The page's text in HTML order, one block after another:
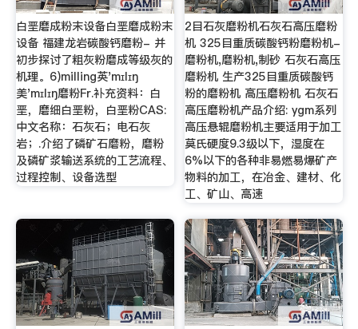
白垩磨成粉末设备白垩磨成粉末
设备 福建龙岩碳酸钙磨粉- 并
初步探讨了粗灰粉磨成等级灰的
机理。6)milling英'mɪlɪŋ
美'mɪlɪŋ磨粉Fr.补充资料：白
垩，磨细白垩粉，白垩粉CAS:
中文名称：石灰石；电石灰
岩；.介绍了磷矿石磨粉，磨粉
及磷矿浆输送系统的工艺流程、
过程控制、设备选型
2目石灰磨粉机石灰石高压磨粉
机 325目重质碳酸钙粉磨粉机-
磨粉机,磨粉机,制砂 石灰石高压
磨粉机 生产325目重质碳酸钙
粉的磨粉机 高压磨粉机 石灰石
高压磨粉机产品介绍: ygm系列
高压悬辊磨粉机主要适用于加工
莫氏硬度9.3级以下，湿度在
6%以下的各种非易燃易爆矿产
物料的加工，在冶金、建材、化
工、矿山、高速